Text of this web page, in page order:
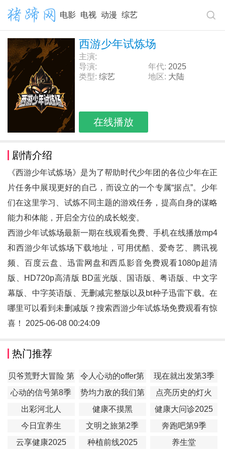
电影 电视 动漫 综艺
西游少年试炼场
主演:
导演:
年代: 2025
类型: 综艺 地区: 大陆
在线播放
剧情介绍
《西游少年试炼场》是为了帮助时代少年团的各位少年在正
片任务中展现更好的自己，而设立的一个专属“据点”。少年
们在这里学习、试炼不同主题的游戏任务，提高自身的谋略
能力和体能，开启全方位的成长蜕变。
西游少年试炼场最新一期在线观看免费、手机在线播放mp4
和西游少年试炼场下载地址，可用优酷、爱奇艺、腾讯视
频、百度云盘、迅雷网盘和西瓜影音免费观看1080p超清
版、HD720p高清版 BD蓝光版、国语版、粤语版、中文字
幕版、中字英语版、无删减完整版以及bt种子迅雷下载。在
哪里可以看到未删减版？搜索西游少年试炼场免费观看有惊
喜！ 2025-06-08 00:24:09
热门推荐
贝爷荒野大冒险 第
一季
令人心动的offer第
7季
现在就出发第3季
心动的信号第8季
势均力敌的我们第
2季
点亮历史的灯火
出彩河北人
健康不摸黑
健康大问诊2025
今日宜养生
文明之旅第2季
奔跑吧第9季
云享健康2025
种植前线2025 养生堂